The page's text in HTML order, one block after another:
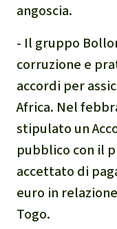
angoscia.
- Il gruppo
corruzione e
accordi per
Africa. Nel
stipulato un
pubblico con il
accettato di
euro in
Togo.